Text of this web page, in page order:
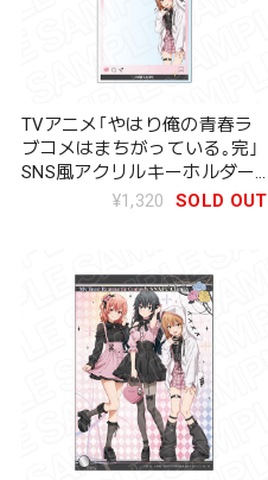
TVアニメ｢やはり俺の青春ラ
ブコメはまちがっている｡完｣
SNS風アクリルキーホルダー
一色いろは サブカルファッシ
¥1,320 SOLD OUT